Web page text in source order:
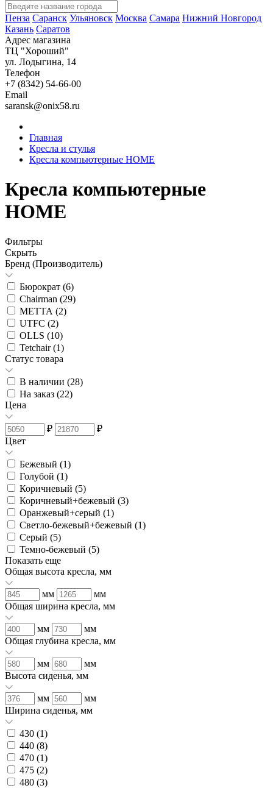
Пенза Саранск Ульяновск Москва Самара Нижний Новгород
Казань Саратов
Адрес магазина
ТЦ "Хороший"
ул. Лодыгина, 14
Телефон
+7 (8342) 54-66-00
Email
saransk@onix58.ru
Главная
Кресла и стулья
Кресла компьютерные HOME
Кресла компьютерные
HOME
Фильтры
Скрыть
Бренд (Производитель)
Бюрократ (6)
Chairman (29)
METTA (2)
UTFC (2)
OLLS (10)
Tetchair (1)
Статус товара
В наличии (28)
На заказ (22)
Цена
₽
₽
Цвет
Бежевый (1)
Голубой (1)
Коричневый (5)
Коричневый+бежевый (3)
Оранжевый+серый (1)
Светло-бежевый+бежевый (1)
Серый (5)
Темно-бежевый (5)
Показать еще
Общая высота кресла, мм
мм
мм
Общая ширина кресла, мм
мм
мм
Общая глубина кресла, мм
мм
мм
Высота сиденья, мм
мм
мм
Ширина сиденья, мм
430 (1)
440 (8)
470 (1)
475 (2)
480 (3)